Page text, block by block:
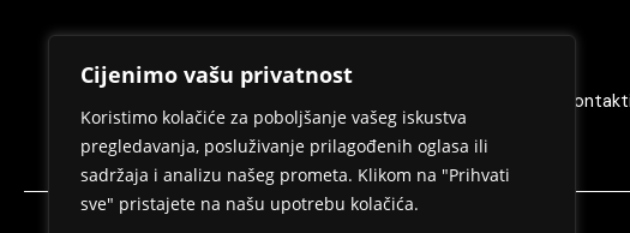
Cijenimo vašu privatnost
Koristimo kolačiće za poboljšanje vašeg iskustva
pregledavanja, posluživanje prilagođenih oglasa ili
sadržaja i analizu našeg prometa. Klikom na "Prihvati
sve" pristajete na našu upotrebu kolačića.